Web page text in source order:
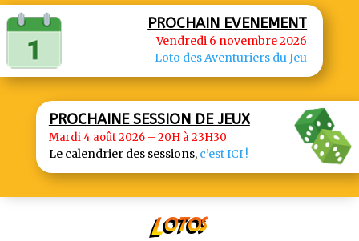
PROCHAIN EVENEMENT
Vendredi 6 novembre 2026
Loto des Aventuriers du Jeu
PROCHAINE SESSION DE JEUX
Mardi 4 août 2026 – 20H à 23H30
Le calendrier des sessions, c’est ICI !
Lotos